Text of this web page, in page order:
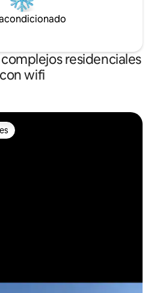
residenciales
con wifi